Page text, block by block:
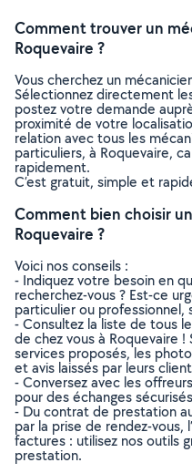
Comment trouver un
Roquevaire ?
Vous cherchez un
Sélectionnez directement
postez votre demande
proximité de votre
relation avec tous les
particuliers, à Roquevaire,
rapidement.
C’est gratuit, simple et
Comment bien choisir
Roquevaire ?
Voici nos conseils :
- Indiquez votre besoin en
recherchez-vous ? Est-ce
particulier ou professionnel,
- Consultez la liste de tous
de chez vous à Roquevaire
services proposés, les
et avis laissés par leurs
- Conversez avec les
pour des échanges
- Du contrat de prestation
par la prise de rendez-vous,
factures : utilisez nos outils
prestation.